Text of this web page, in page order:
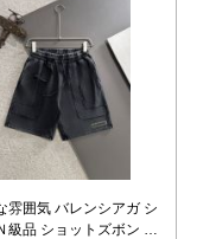
雰囲気 バレンシアガ シ
級品 ショットズボン ゆ